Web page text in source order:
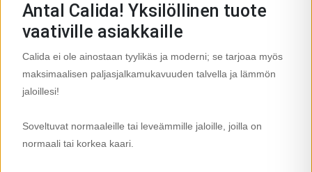
Antal Calida! Yksilöllinen tuote
vaativille asiakkaille
Calida ei ole ainostaan tyylikäs ja moderni; se tarjoaa myös
maksimaalisen paljasjalkamukavuuden talvella ja lämmön
jaloillesi!
Soveltuvat normaaleille tai leveämmille jaloille, joilla on
normaali tai korkea kaari.